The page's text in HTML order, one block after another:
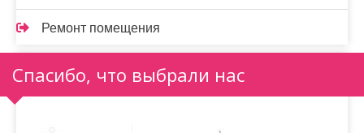
Ремонт помещения
Спасибо, что выбрали нас